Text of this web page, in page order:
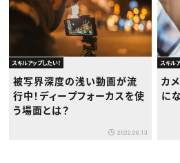
スキルアップしたい！
被写界深度の浅い動画が流
行中！ディープフォーカスを使
う場面とは？
2022.06.13
スキル
カ
に